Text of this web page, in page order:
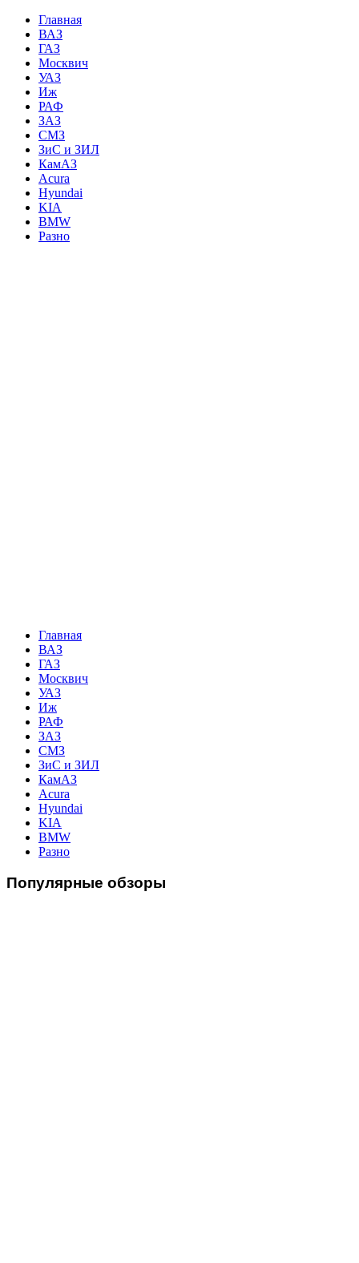
Главная
ВАЗ
ГАЗ
Москвич
УАЗ
Иж
РАФ
ЗАЗ
СМЗ
ЗиС и ЗИЛ
КамАЗ
Acura
Hyundai
KIA
BMW
Разно
Главная
ВАЗ
ГАЗ
Москвич
УАЗ
Иж
РАФ
ЗАЗ
СМЗ
ЗиС и ЗИЛ
КамАЗ
Acura
Hyundai
KIA
BMW
Разно
Популярные обзоры